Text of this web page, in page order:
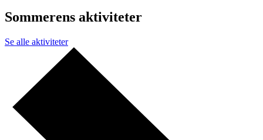
Sommerens aktiviteter
Se alle aktiviteter